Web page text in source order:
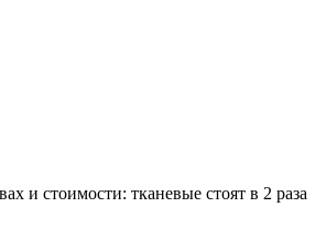
и стоимости: тканевые стоят в 2 раза